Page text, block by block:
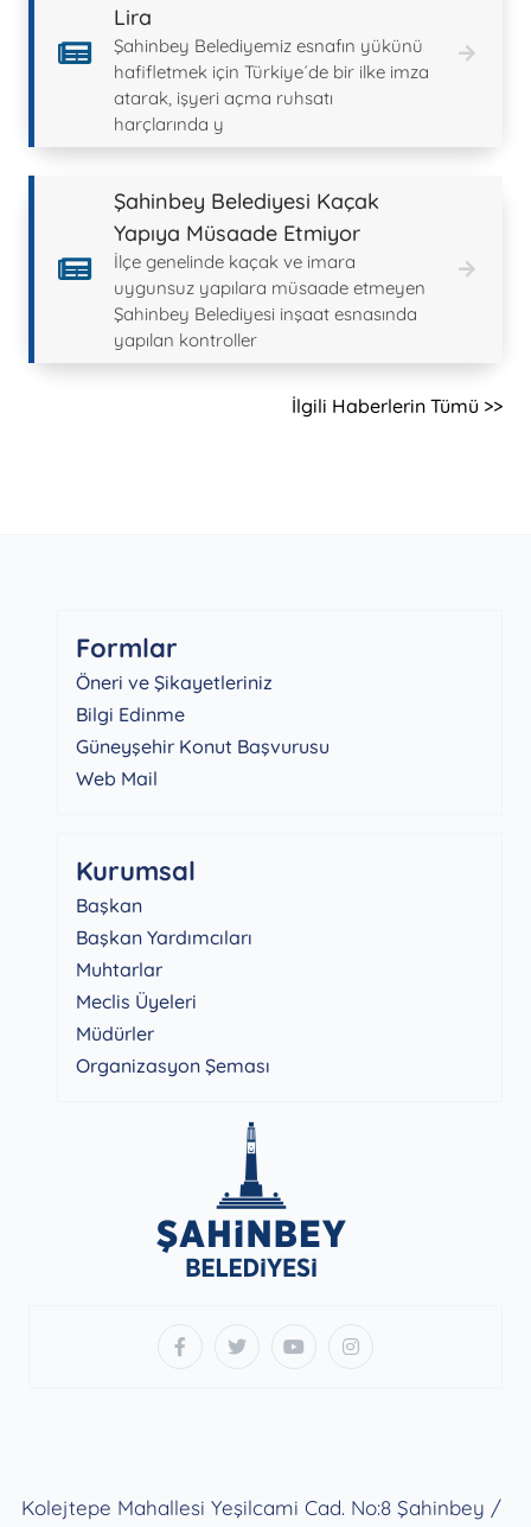
Lira
Şahinbey Belediyemiz esnafın yükünü
hafifletmek için Türkiye´de bir ilke imza
atarak, işyeri açma ruhsatı
harçlarında y
Şahinbey Belediyesi Kaçak
Yapıya Müsaade Etmiyor
İlçe genelinde kaçak ve imara
uygunsuz yapılara müsaade etmeyen
Şahinbey Belediyesi inşaat esnasında
yapılan kontroller
İlgili Haberlerin Tümü >>
Formlar
Öneri ve Şikayetleriniz
Bilgi Edinme
Güneyşehir Konut Başvurusu
Web Mail
Kurumsal
Başkan
Başkan Yardımcıları
Muhtarlar
Meclis Üyeleri
Müdürler
Organizasyon Şeması
Kolejtepe Mahallesi Yeşilcami Cad. No:8 Şahinbey /